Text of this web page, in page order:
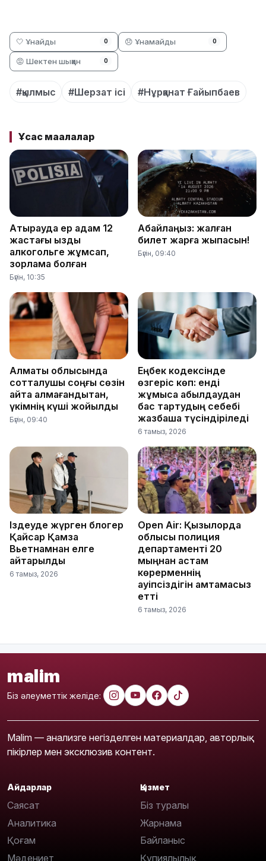
🤍 Ұнайды 0 😞 Ұнамайды 0
😡 Шектен шыққан 0
#қылмыс #Шерзат ісі #Нұрқанат Ғайыпбаев
Ұқсас мақалалар
Атырауда ер адам 12
жастағы қызды
алкогольге жұмсап,
зорламақ болған
Бүгін, 10:35
Абайлаңыз: жалған
билет жарға жықпасын!
Бүгін, 09:40
Алматы облысында
сотталушы соңғы сөзін
айта алмағандықтан,
үкімнің күші жойылды
Бүгін, 09:40
Еңбек кодексінде
өзгеріс көп: енді
жұмысқа қабылдаудан
бас тартудың себебі
жазбаша түсіндіріледі
6 тамыз, 2026
Іздеуде жүрген блогер
Қайсар Қамза
Вьетнамнан елге
қайтарылды
6 тамыз, 2026
Open Air: Қызылорда
облысы полиция
департаменті 20
мыңнан астам
көрерменнің
қауіпсіздігін қамтамасыз
етті
6 тамыз, 2026
malim
Біз әлеуметтік желіде:
Malim — анализге негізделген материалдар, авторлық
пікірлер мен эксклюзив контент.
Айдарлар
Саясат
Аналитика
Қоғам
Мәдениет
Қызмет
Біз туралы
Жарнама
Байланыс
Құпиялылық